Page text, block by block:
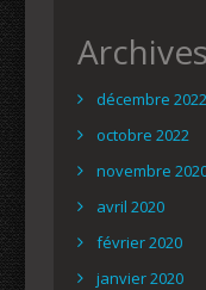
Archives
décembre 2022
octobre 2022
novembre
avril 2020
février 2020
janvier 2020